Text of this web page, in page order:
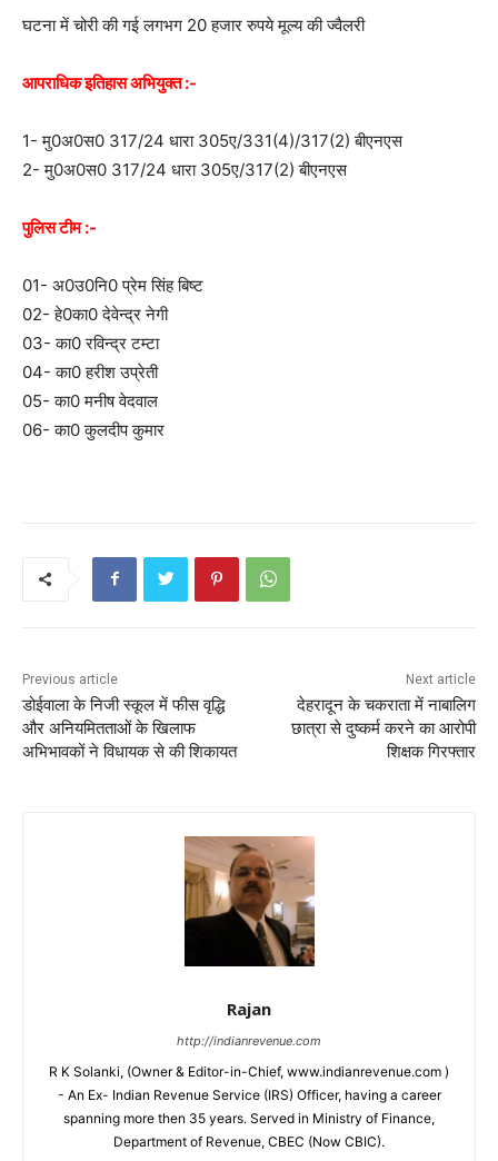
घटना में चोरी की गई लगभग 20 हजार रुपये मूल्य की ज्वैलरी
आपराधिक इतिहास अभियुक्त :-
1- मु0अ0स0 317/24 धारा 305ए/331(4)/317(2) बीएनएस
2- मु0अ0स0 317/24 धारा 305ए/317(2) बीएनएस
पुलिस टीम :-
01- अ0उ0नि0 प्रेम सिंह बिष्ट
02- हे0का0 देवेन्द्र नेगी
03- का0 रविन्द्र टम्टा
04- का0 हरीश उप्रेती
05- का0 मनीष वेदवाल
06- का0 कुलदीप कुमार
Previous article
डोईवाला के निजी स्कूल में फीस वृद्धि
और अनियमितताओं के खिलाफ
अभिभावकों ने विधायक से की शिकायत
Next article
देहरादून के चकराता में नाबालिग
छात्रा से दुष्कर्म करने का आरोपी
शिक्षक गिरफ्तार
Rajan
http://indianrevenue.com
R K Solanki, (Owner & Editor-in-Chief, www.indianrevenue.com )
- An Ex- Indian Revenue Service (IRS) Officer, having a career
spanning more then 35 years. Served in Ministry of Finance,
Department of Revenue, CBEC (Now CBIC).